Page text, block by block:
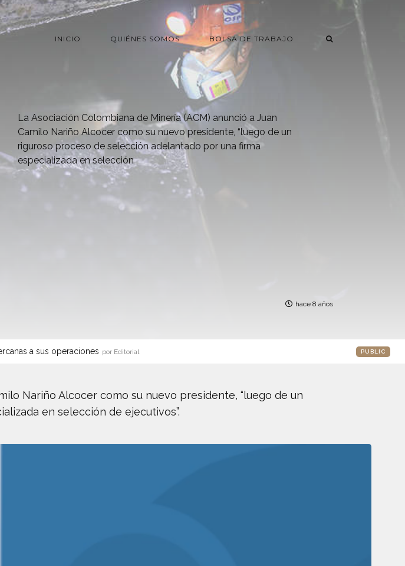
INICIO QUIÉNES SOMOS BOLSA DE TRABAJO
La Asociación Colombiana de Minería (ACM) anunció a Juan
Camilo Nariño Alcocer como su nuevo presidente, “luego de un
riguroso proceso de selección adelantado por una firma
especializada en selección
hace 8 años
a sus operaciones por Editorial PUBLIC
Nariño Alcocer como su nuevo presidente, “luego de un
en selección de ejecutivos”.